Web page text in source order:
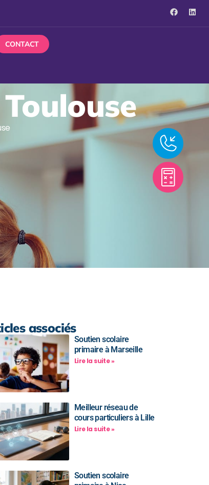
CONTACT
associés
Soutien scolaire
primaire à Marseille
Lire la suite »
Meilleur réseau de
cours particuliers à Lille
Lire la suite »
Soutien scolaire